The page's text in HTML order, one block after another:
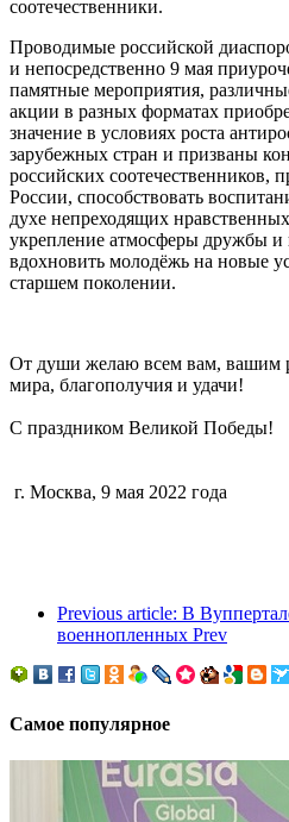
соотечественники.
Проводимые российской
и непосредственно 9 мая
памятные мероприятия,
акции в разных форматах
значение в условиях роста
зарубежных стран и призваны
российских соотечественников,
России, способствовать
духе непреходящих
укрепление атмосферы дружбы
вдохновить молодёжь на новые
старшем поколении.
От души желаю всем вам, вашим
мира, благополучия и удачи!
С праздником Великой Победы!
г. Москва, 9 мая 2022 года
Previous article: В
военнопленных Prev
Самое популярное